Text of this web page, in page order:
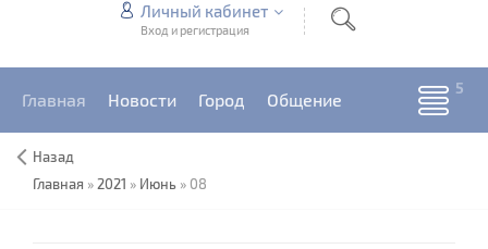
Личный кабинет
Вход и регистрация
Главная Новости Город Общение
Назад
Главная » 2021 » Июнь » 08